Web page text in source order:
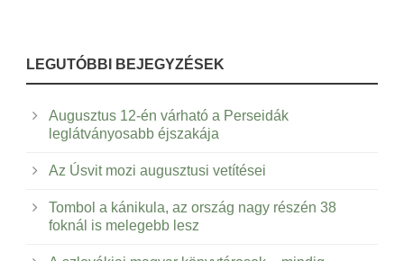
LEGUTÓBBI BEJEGYZÉSEK
Augusztus 12-én várható a Perseidák
leglátványosabb éjszakája
Az Úsvit mozi augusztusi vetítései
Tombol a kánikula, az ország nagy részén 38
foknál is melegebb lesz